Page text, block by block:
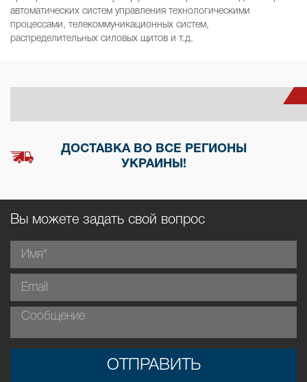
автоматических систем управления технологическими
процессами, телекоммуникационных систем,
распределительных силовых щитов и т.д.
ДОСТАВКА ВО ВСЕ РЕГИОНЫ
УКРАИНЫ!
Вы можете задать свой вопрос
ОТПРАВИТЬ